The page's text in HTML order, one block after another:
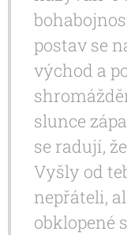
postav se
východ a
slunce
se radují,
Vyšly od
nepřáteli,
obklopené